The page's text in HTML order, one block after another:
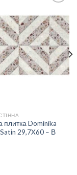
ДОДАТИ
ДО
СПИСКУ
БАЖАНЬ
плитка Dominika
29,7X60 – В